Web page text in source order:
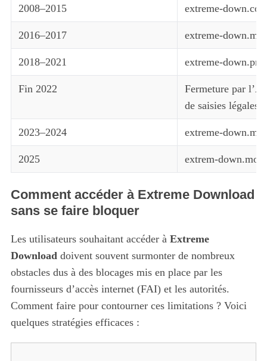
2008–2015 extreme-
2016–2017 extreme-
2018–2021 extreme-
Fin 2022
Fermeture par
de saisies légales
2023–2024 extreme-
2025 extrem-
Comment accéder à Extreme Download
sans se faire bloquer
Les utilisateurs souhaitant accéder à Extreme
Download doivent souvent surmonter de nombreux
obstacles dus à des blocages mis en place par les
fournisseurs d’accès internet (FAI) et les autorités.
Comment faire pour contourner ces limitations ? Voici
quelques stratégies efficaces :